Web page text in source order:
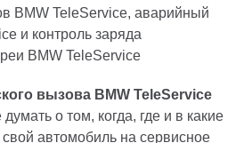
BMW TeleService, аварийный
и контроль заряда
BMW TeleService
вызова BMW TeleService
о том, когда, где и в какие
свой автомобиль на сервисное